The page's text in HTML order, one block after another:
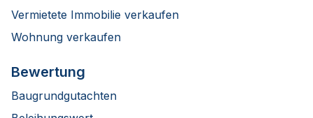
Vermietete Immobilie verkaufen
Wohnung verkaufen
Bewertung
Baugrundgutachten